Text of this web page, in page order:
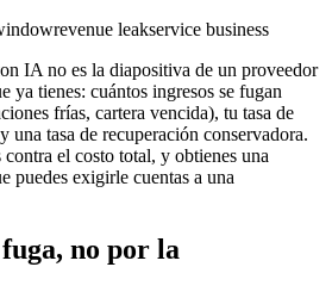
revenue leakservice business
IA no es la diapositiva de un proveedor
ya tienes: cuántos ingresos se fugan
frías, cartera vencida), tu tasa de
una tasa de recuperación conservadora.
el costo total, y obtienes una
puedes exigirle cuentas a una
no por la